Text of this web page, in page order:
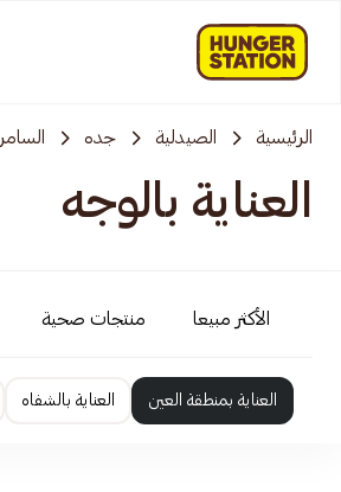
الرئيسية الصيدلية جده السامر
العناية بالوجه
الأكثر مبيعا منتجات صحية
العناية بمنطقة العين العناية بالشفاه